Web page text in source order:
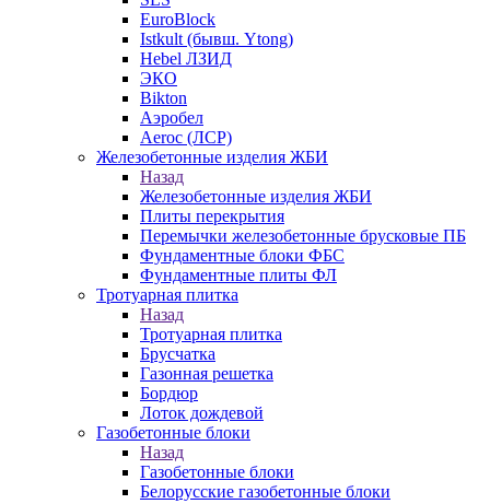
EuroBlock
Istkult (бывш. Ytong)
Hebel ЛЗИД
ЭКО
Bikton
Аэробел
Aeroc (ЛСР)
Железобетонные изделия ЖБИ
Назад
Железобетонные изделия ЖБИ
Плиты перекрытия
Перемычки железобетонные брусковые ПБ
Фундаментные блоки ФБС
Фундаментные плиты ФЛ
Тротуарная плитка
Назад
Тротуарная плитка
Брусчатка
Газонная решетка
Бордюр
Лоток дождевой
Газобетонные блоки
Назад
Газобетонные блоки
Белорусские газобетонные блоки